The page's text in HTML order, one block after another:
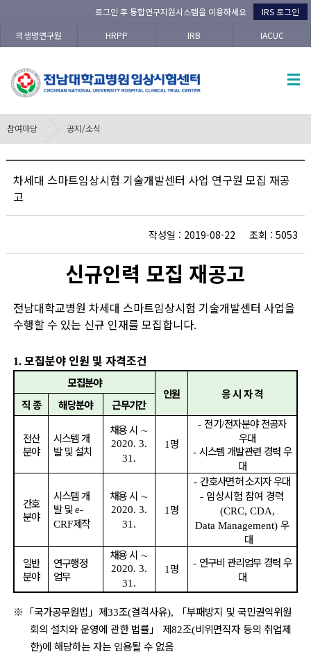
의생명연구원 HRPP IRB IACUC
로그인 후 통합연구지원시스템을 이용하세요 IRS 로그인
참여마당 공지/소식
차세대 스마트임상시험 기술개발센터 사업 연구원 모집 재공
고
작성일 : 2019-08-22 조회 : 5053
신규인력 모집 재공고
전남대학교병원 차세대 스마트임상시험 기술개발센터 사업을
수행할 수 있는 신규 인재를 모집합니다.
1. 모집분야 인원 및 자격조건
모집분야
인원 응 시 자 격
직 종 해당분야 근무기간
전산
분야
시스템 개
발 및 설치
채용 시 ∼
2020. 3.
31.
1 명
- 전기/전자분야 전공자
우대
- 시스템 개발관련 경력 우
대
간호
분야
시스템 개
발 및e-
CRF제작
채용 시 ∼
2020. 3.
31.
1 명
- 간호사면허 소지자 우대
- 임상시험 참여 경력
(CRC, CDA,
Data Management)우
대
일반
분야
연구행정
업무
채용 시 ∼
2020. 3.
31.
1 명 - 연구비 관리업무 경력 우
대
※「국가공무원법 」 제33조(결격사유), 「부패방지 및 국민권익위원
회의 설치와 운영에 관한 법률」 제82조(비위면직자 등의 취업제
한)에 해당하는자는 임용될 수 없음